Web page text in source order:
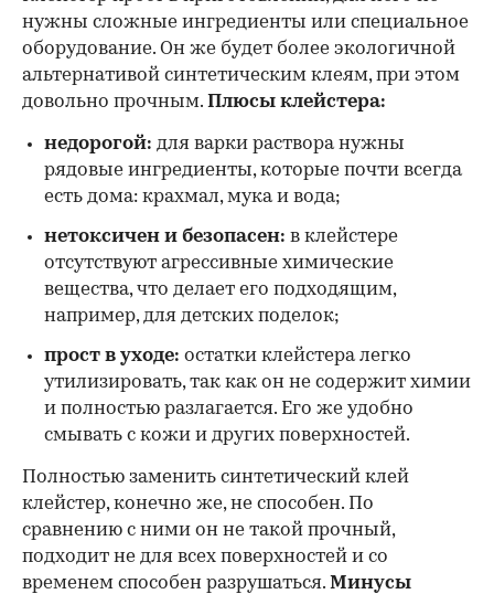
нужны сложные ингредиенты или специальное
оборудование. Он же будет более экологичной
альтернативой синтетическим клеям, при этом
довольно прочным. Плюсы клейстера:
недорогой: для варки раствора нужны
рядовые ингредиенты, которые почти всегда
есть дома: крахмал, мука и вода;
нетоксичен и безопасен: в клейстере
отсутствуют агрессивные химические
вещества, что делает его подходящим,
например, для детских поделок;
прост в уходе: остатки клейстера легко
утилизировать, так как он не содержит химии
и полностью разлагается. Его же удобно
смывать с кожи и других поверхностей.
Полностью заменить синтетический клей
клейстер, конечно же, не способен. По
сравнению с ними он не такой прочный,
подходит не для всех поверхностей и со
временем способен разрушаться. Минусы